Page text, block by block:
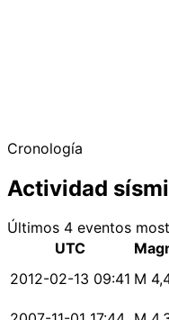
Cronología
Actividad
Últimos 4 eventos
UTC
2012-02-13 09:41 M